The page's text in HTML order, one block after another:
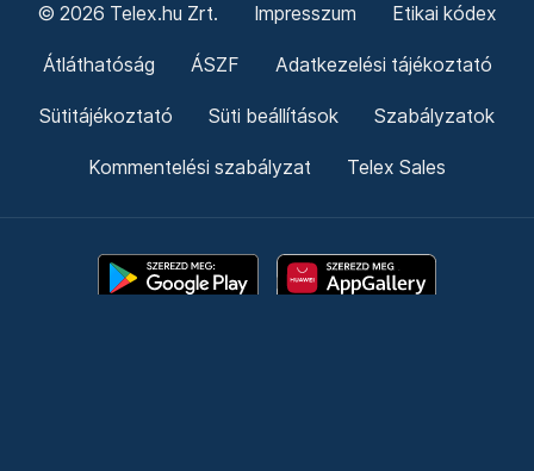
© 2026 Telex.hu Zrt. Impresszum Etikai kódex
Átláthatóság ÁSZF Adatkezelési tájékoztató
Sütitájékoztató Süti beállítások Szabályzatok
Kommentelési szabályzat Telex Sales